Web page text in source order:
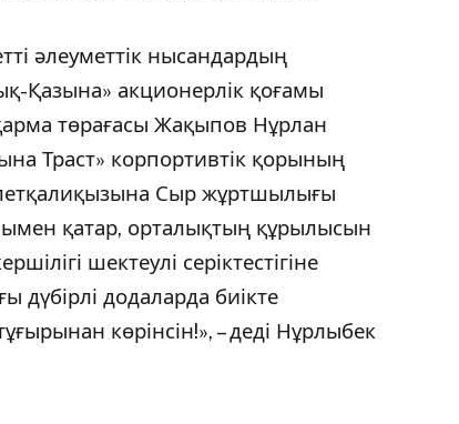
әлеуметтік нысандардың
Қазына» акционерлік қоғамы
төрағасы Жақыпов Нұрлан
Траст» корпортивтік қорының
Сыр жұртшылығы
қатар, орталықтың құрылысын
шектеулі серіктестігіне
дүбірлі додаларда биікте
көрінсін!», – деді Нұрлыбек